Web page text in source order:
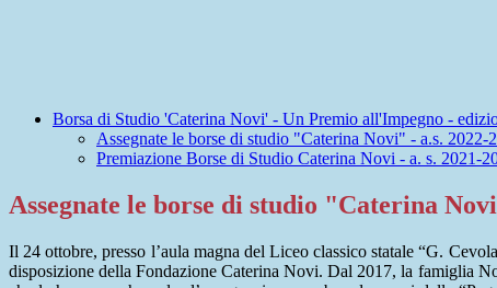
Borsa di Studio 'Caterina Novi' - Un Premio all'Impegno -
Assegnate le borse di studio "Caterina Novi" - a.s. 2022-
Premiazione Borse di Studio Caterina Novi - a. s. 2021-
Assegnate le borse di studio "Caterina
Il 24 ottobre, presso l’aula magna del Liceo classico statale “G.
disposizione della Fondazione Caterina Novi. Dal 2017, la famiglia